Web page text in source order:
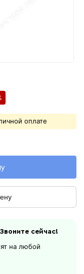
оплате
сейчас!
на любой